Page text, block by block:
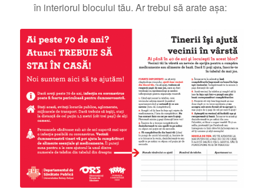
în interiorul blocului tău. Ar trebui să arate așa: